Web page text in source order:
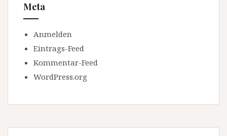
Meta
Anmelden
Eintrags-Feed
Kommentar-Feed
WordPress.org